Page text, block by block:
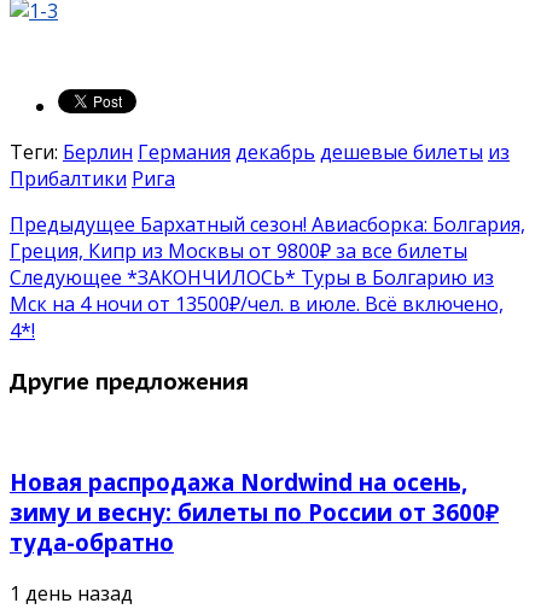
Теги: Берлин Германия декабрь дешевые билеты из
Прибалтики Рига
Предыдущее Бархатный сезон! Авиасборка: Болгария,
Греция, Кипр из Москвы от 9800₽ за все билеты
Следующее *ЗАКОНЧИЛОСЬ* Туры в Болгарию из
Мск на 4 ночи от 13500₽/чел. в июле. Всё включено,
4*!
Другие предложения
Новая распродажа Nordwind на осень,
зиму и весну: билеты по России от 3600₽
туда-обратно
1 день назад